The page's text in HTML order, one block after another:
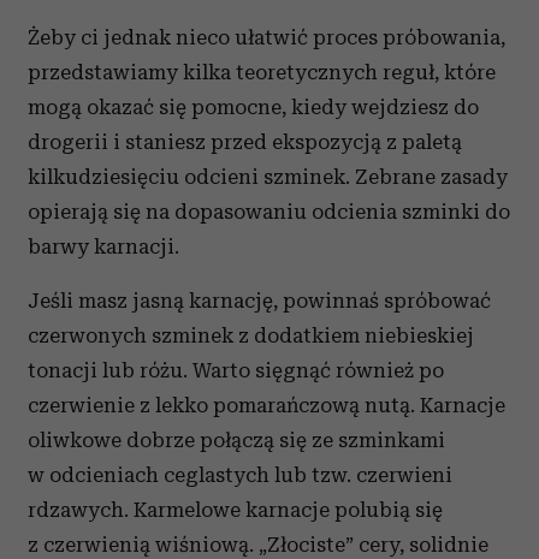
Żeby ci jednak nieco ułatwić proces próbowania,
przedstawiamy kilka teoretycznych reguł, które
mogą okazać się pomocne, kiedy wejdziesz do
drogerii i staniesz przed ekspozycją z paletą
kilkudziesięciu odcieni szminek. Zebrane zasady
opierają się na dopasowaniu odcienia szminki do
barwy karnacji.
Jeśli masz jasną karnację, powinnaś spróbować
czerwonych szminek z dodatkiem niebieskiej
tonacji lub różu. Warto sięgnąć również po
czerwienie z lekko pomarańczową nutą. Karnacje
oliwkowe dobrze połączą się ze szminkami
w odcieniach ceglastych lub tzw. czerwieni
rdzawych. Karmelowe karnacje polubią się
z czerwienią wiśniową. „Złociste” cery, solidnie